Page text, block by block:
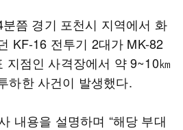
쯤 경기 포천시 지역에서 화
KF-16 전투기 2대가 MK-82
지점인 사격장에서 약 9~10㎞
하한 사건이 발생했다.
내용을 설명하며 “해당 부대